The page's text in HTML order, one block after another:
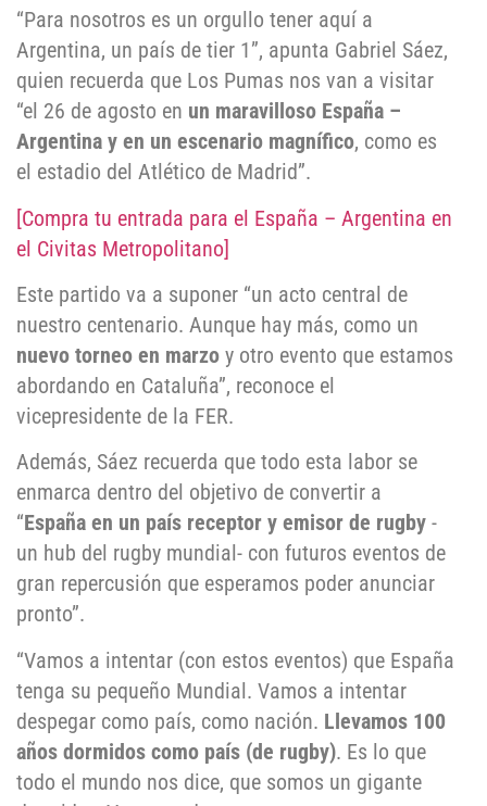
“Para nosotros es un orgullo tener aquí a
Argentina, un país de tier 1”, apunta Gabriel Sáez,
quien recuerda que Los Pumas nos van a visitar
“el 26 de agosto en un maravilloso España –
Argentina y en un escenario magnífico, como es
el estadio del Atlético de Madrid”.
[Compra tu entrada para el España – Argentina en
el Civitas Metropolitano]
Este partido va a suponer “un acto central de
nuestro centenario. Aunque hay más, como un
nuevo torneo en marzo y otro evento que estamos
abordando en Cataluña”, reconoce el
vicepresidente de la FER.
Además, Sáez recuerda que todo esta labor se
enmarca dentro del objetivo de convertir a
“España en un país receptor y emisor de rugby -
un hub del rugby mundial- con futuros eventos de
gran repercusión que esperamos poder anunciar
pronto”.
“Vamos a intentar (con estos eventos) que España
tenga su pequeño Mundial. Vamos a intentar
despegar como país, como nación. Llevamos 100
años dormidos como país (de rugby). Es lo que
todo el mundo nos dice, que somos un gigante